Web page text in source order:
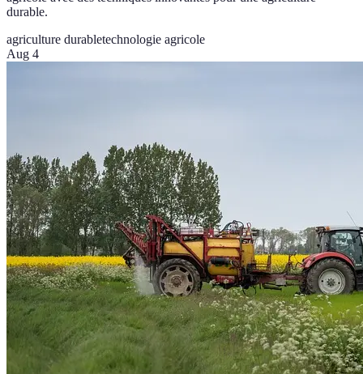
durable.
agriculture durabletechnologie agricole
Aug 4